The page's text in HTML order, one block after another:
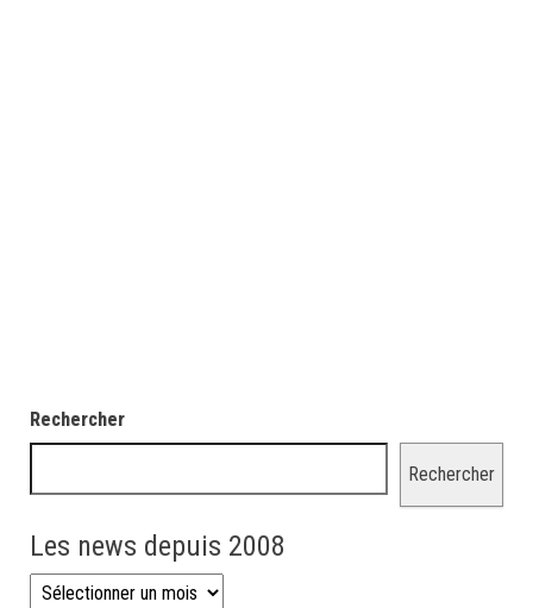
Rechercher
Rechercher
Les news depuis 2008
Les news depuis 2008